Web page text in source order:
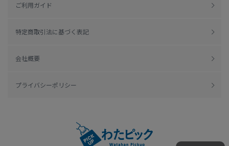
ご利用ガイド
特定商取引法に基づく表記
会社概要
プライバシーポリシー